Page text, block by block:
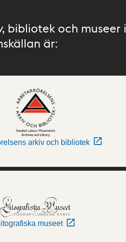
bibliotek och museer i
är:
arkiv och bibliotek
museet